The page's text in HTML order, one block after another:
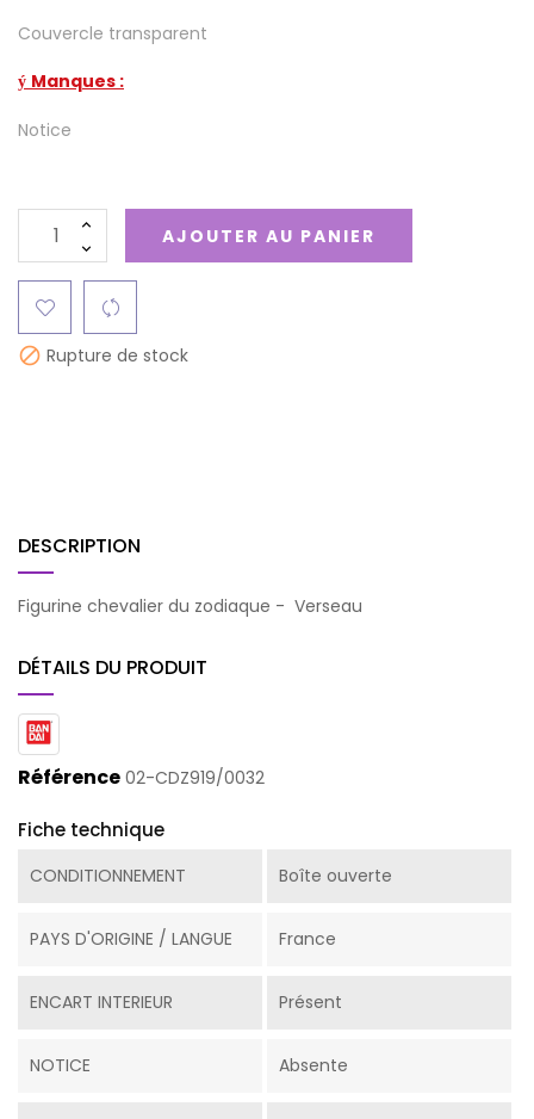
Couvercle transparent
ý Manques :
Notice
AJOUTER AU PANIER
 Rupture de stock
DESCRIPTION
Figurine chevalier du zodiaque - Verseau
DÉTAILS DU PRODUIT
Référence 02-CDZ919/0032
Fiche technique
CONDITIONNEMENT Boîte ouverte
PAYS D'ORIGINE / LANGUE France
ENCART INTERIEUR Présent
NOTICE Absente